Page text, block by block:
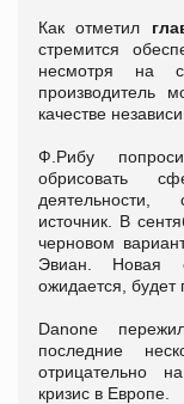
Как отметил
стремится
несмотря на
производитель
качестве
Ф.Рибу
обрисовать
источник. В
черновом
Эвиан. Новая
ожидается, будет
Danone
последние
отрицательно
кризис в Европе.